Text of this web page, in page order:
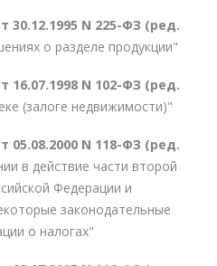
N 225-ФЗ (ред.
о разделе продукции"
N 102-ФЗ (ред.
(залоге недвижимости)"
N 118-ФЗ (ред.
в действие части второй
Федерации и
законодательные
о налогах"